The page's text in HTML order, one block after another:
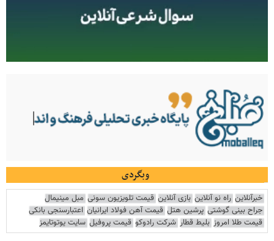
وبگردی
خبرآنلاین راه نو آنلاین بازی آنلاین قیمت تلویزیون سونی مبل مینیمال
جراح بینی گوشتی پرشین هتل قیمت آهن فولاد ایرانیان اعتبارسنجی بانکی
قیمت طلا امروز بلیط قطار شرکت رادوکو قیمت پروفیل سایت یوتوتایمز